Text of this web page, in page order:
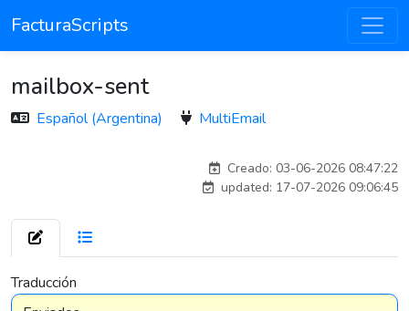
FacturaScripts
mailbox-sent
Español (Argentina) MultiEmail
Creado: 03-06-2026 08:47:22
updated: 17-07-2026 09:06:45
Traducción